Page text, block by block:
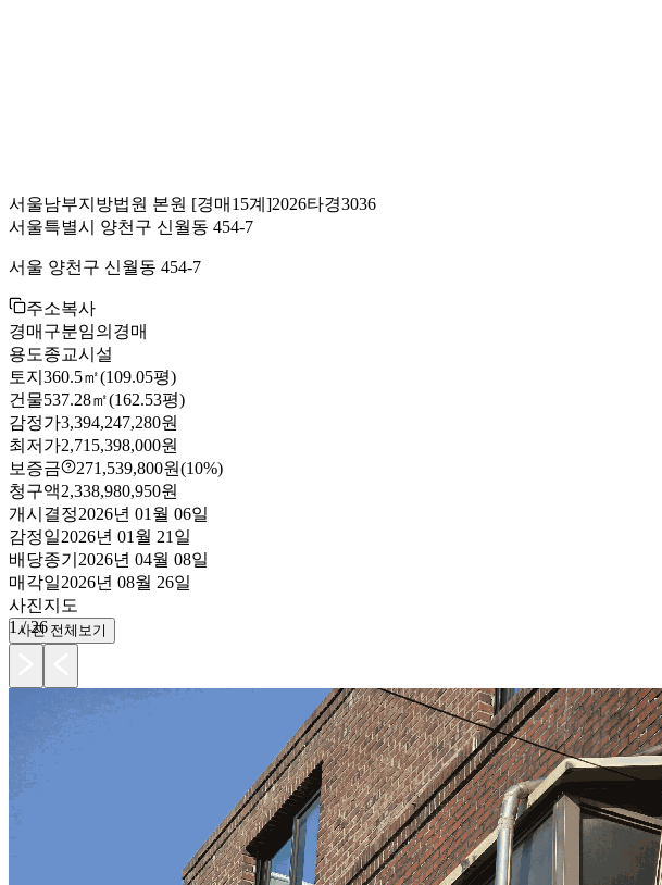
서울남부지방법원 본원 [경매15계]2026타경3036
서울특별시 양천구 신월동 454-7
서울 양천구 신월동 454-7
주소복사
경매구분임의경매
용도종교시설
토지 360.5㎡(109.05평)
건물537.28㎡(162.53평)
감정가3,394,247,280원
최저가2,715,398,000원
보증금
271,539,800원(10%)
청구액2,338,980,950원
개시결정2026년 01월 06일
감정일2026년 01월 21일
배당종기 2026년 04월 08일
매각일2026년 08월 26일
사진지도
1 /26
사진 전체보기